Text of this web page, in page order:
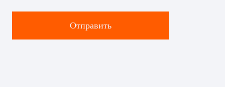
Отправить